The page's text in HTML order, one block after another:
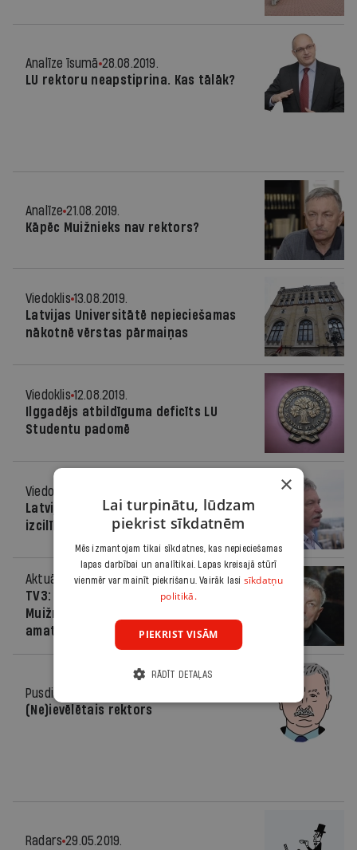
Analīze īsumā 28.08.2019.
LU rektoru neapstiprina. Kas tālāk?
Analīze 21.08.2019.
Kāpēc Muižnieks nav rektors?
Viedoklis 13.08.2019.
Latvijas Universitātē nepieciešamas
nākotnē vērstas pārmaiņas
Viedoklis 12.08.2019.
Ilggadējs atbildīguma deficīts LU
Studentu padomē
Viedoklis
Latvijas Universitātes vadība un tās
izcilība (papild.)
Aktuāli
12.07.2019.
TV3: Izglītības ministre šaubās par
Muižnieka apstiprināšanu LU rektora
amatā
Pusdienās
(Ne)ievēlētais rektors
Radars 29.05.2019.
×
Lai turpinātu, lūdzam
piekrist sīkdatnēm
Mēs izmantojam tikai sīkdatnes, kas nepieciešamas
lapas darbībai un analītikai. Lapas kreisajā stūrī
vienmēr var mainīt piekrišanu. Vairāk lasi sīkdatņu
politikā.
PIEKRIST VISĀM
RĀDĪT DETAĻAS